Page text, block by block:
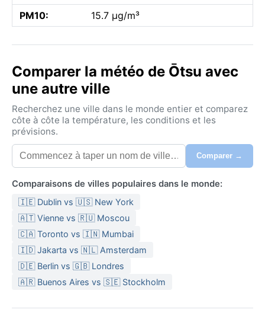
PM10:
15.7 µg/m³
Comparer la météo de Ōtsu avec
une autre ville
Recherchez une ville dans le monde entier et comparez
côte à côte la température, les conditions et les
prévisions.
Comparer →
Comparaisons de villes populaires dans le monde:
🇮🇪 Dublin vs 🇺🇸 New York
🇦🇹 Vienne vs 🇷🇺 Moscou
🇨🇦 Toronto vs 🇮🇳 Mumbai
🇮🇩 Jakarta vs 🇳🇱 Amsterdam
🇩🇪 Berlin vs 🇬🇧 Londres
🇦🇷 Buenos Aires vs 🇸🇪 Stockholm